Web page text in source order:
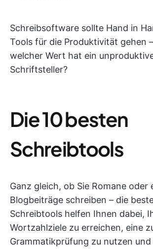
Schreibsoftware sollte Hand in
Tools für die Produktivität gehen
welcher Wert hat ein
Schriftsteller?
Die 10 besten
Schreibtools
Ganz gleich, ob Sie Romane oder
Blogbeiträge schreiben – die
Schreibtools helfen Ihnen dabei,
Wortzahlziele zu erreichen, eine
Grammatikprüfung zu nutzen